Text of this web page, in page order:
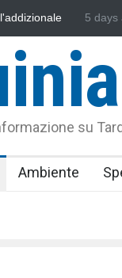
l'Assonautica
5 days
su
Ambiente